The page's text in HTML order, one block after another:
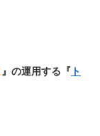
』の運用する 『 ト